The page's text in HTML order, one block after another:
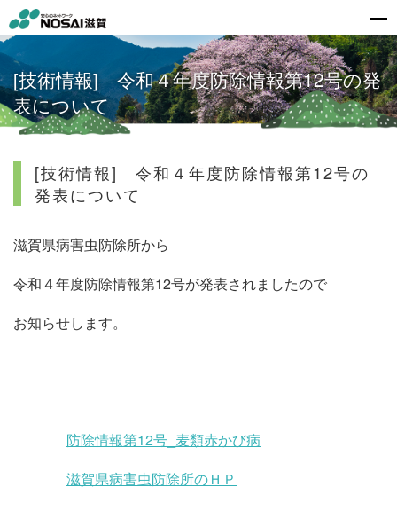
[技術情報] 令和４年度防除情報第12号の発
表について
[技術情報] 令和４年度防除情報第12号の
発表について
滋賀県病害虫防除所から
令和４年度防除情報第12号が発表されましたので
お知らせします。
防除情報第12号_麦類赤かび病
滋賀県病害虫防除所のＨＰ